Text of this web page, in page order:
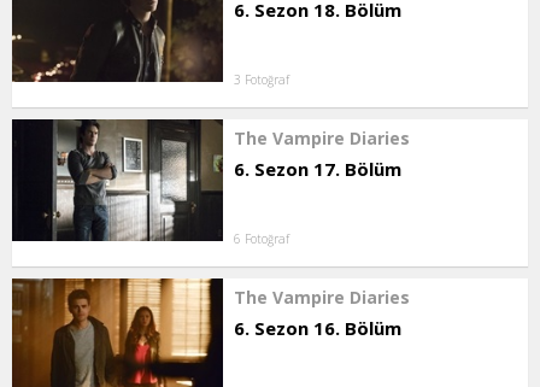
6. Sezon 18. Bölüm
3 Fotoğraf
The Vampire Diaries
6. Sezon 17. Bölüm
6 Fotoğraf
The Vampire Diaries
6. Sezon 16. Bölüm